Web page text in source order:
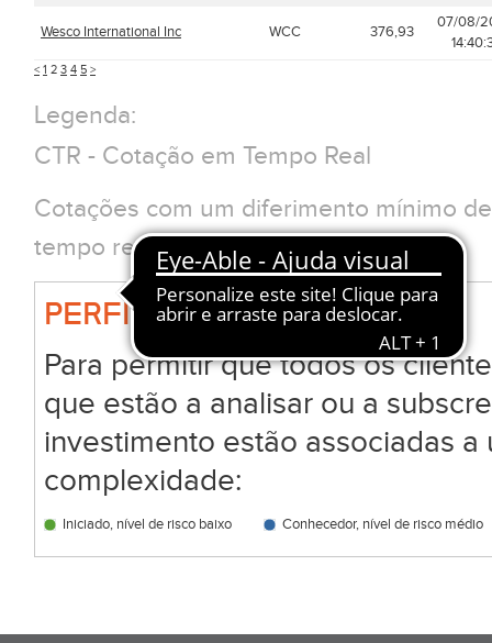
Wesco International Inc WCC 376,93
07/08/
< 1 2 3 4 5 >
Legenda:
CTR - Cotação em Tempo Real
Cotações com um diferimento mínimo
tempo real clique em CTR
PERFIL BIG
Para permitir que todos os
que estão a analisar ou a
investimento estão associadas
complexidade:
Iniciado, nível de risco baixo Conhecedor, nível de risco médio